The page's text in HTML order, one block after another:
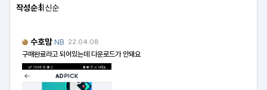
작성순최신순
수호맘 NB 22.04.08
구매완료라고 되어있는데 다운로드가 안돼요